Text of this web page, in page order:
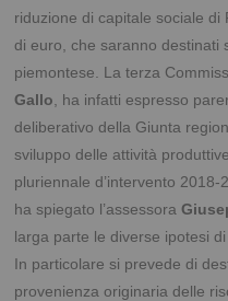
riduzione di capitale sociale
di euro, che saranno destinati
piemontese. La terza
Gallo , ha infatti espresso
deliberativo della Giunta
sviluppo delle attività
pluriennale d’intervento 2018-
ha spiegato l’assessora
larga parte le diverse ipotesi
In particolare si prevede di
provenienza originaria delle